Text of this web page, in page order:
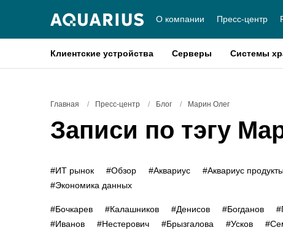
О компании Пресс-центр
Клиентские устройства Серверы Системы
Главная / Пресс-центр / Блог / Марин Олег
Записи по тэгу
#ИТ рынок #Обзор #Аквариус #Аквариус
#Экономика данных
#Бочкарев #Калашников #Денисов #Богданов
#Иванов
#Нестерович #Брызгалова #Усков